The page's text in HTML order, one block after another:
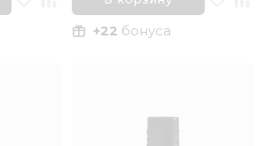
+22 бонуса